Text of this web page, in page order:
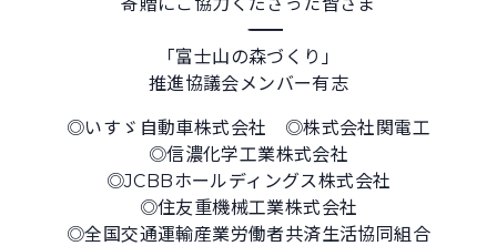
―――――――――――――――――――――――――――
「富士山の森づくり」
推進協議会メンバー有志
◎いすゞ自動車株式会社 ◎株式会社関電工
◎信濃化学工業株式会社
◎JCBBホールディングス株式会社
◎住友重機械工業株式会社
◎全国交通運輸産業労働者共済生活協同組合